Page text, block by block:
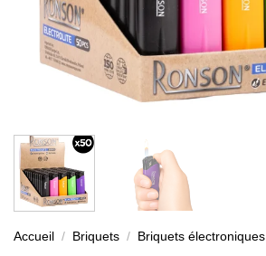
Accueil / Briquets / Briquets électroniques